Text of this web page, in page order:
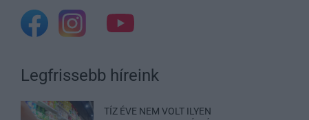
Legfrissebb híreink
TÍZ ÉVE NEM VOLT ILYEN